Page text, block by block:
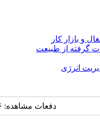
و بازار کار
گرفته از طبیعت
انرژی
دفعات مشاهده: ۳۱۸۶ بار |